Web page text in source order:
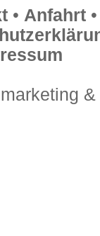
• Anfahrt